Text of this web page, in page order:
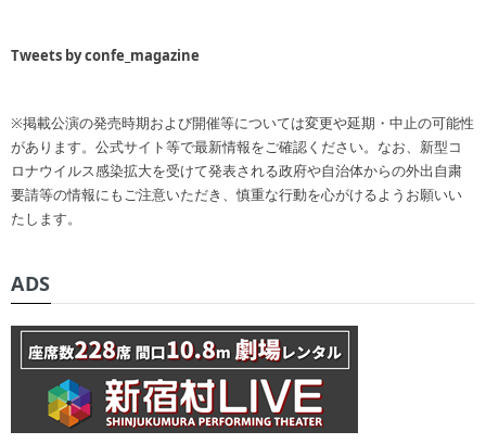
Tweets by confe_magazine
※掲載公演の発売時期および開催等については変更や延期・中止の可能性
があります。公式サイト等で最新情報をご確認ください。なお、新型コ
ロナウイルス感染拡大を受けて発表される政府や自治体からの外出自粛
要請等の情報にもご注意いただき、慎重な行動を心がけるようお願いい
たします。
ADS